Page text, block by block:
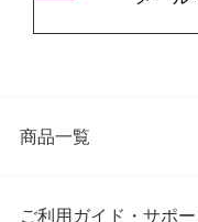
商品一覧
ご利用ガイド・サポー